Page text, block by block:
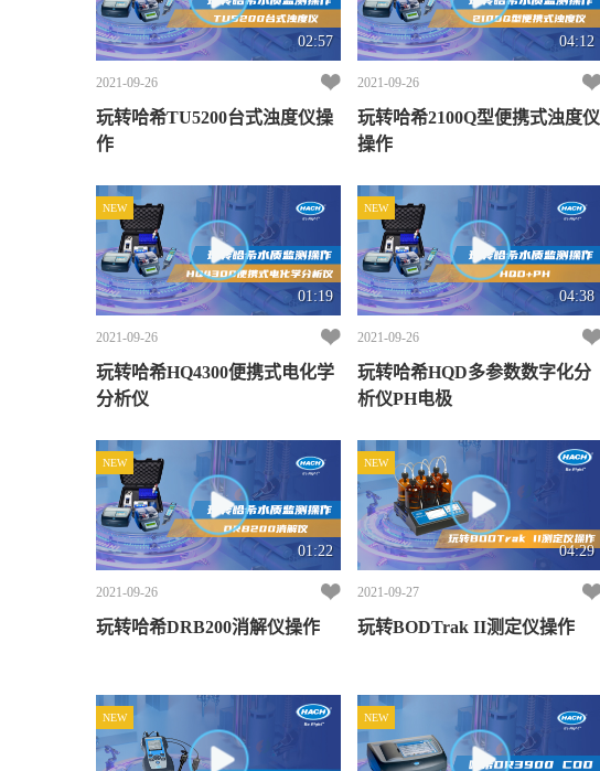
02:57
2021-09-26
玩转哈希TU5200台式浊度仪操
作
04:12
2021-09-26
玩转哈希2100Q型便携式浊度仪
操作
01:19
2021-09-26
玩转哈希HQ4300便携式电化学
分析仪
NEW
04:38
2021-09-26
玩转哈希HQD多参数数字化分
析仪PH电极
NEW
01:22
2021-09-26
玩转哈希DRB200消解仪操作
NEW
04:29
2021-09-27
玩转BODTrak II测定仪操作
NEW
NEW NEW